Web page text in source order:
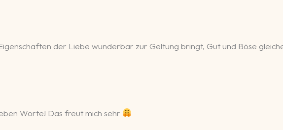
der Liebe wunderbar zur Geltung bringt, Gut und Böse
Worte! Das freut mich sehr